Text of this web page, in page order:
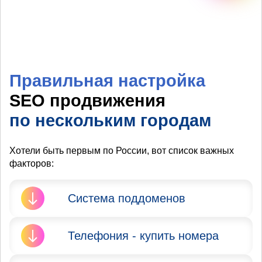
Правильная настройка
SEO продвижения
по нескольким городам
Хотели быть первым по России, вот список важных
факторов:
Система поддоменов
Яндекс и Google запрещают
продвижение сайта в
Телефония - купить номера